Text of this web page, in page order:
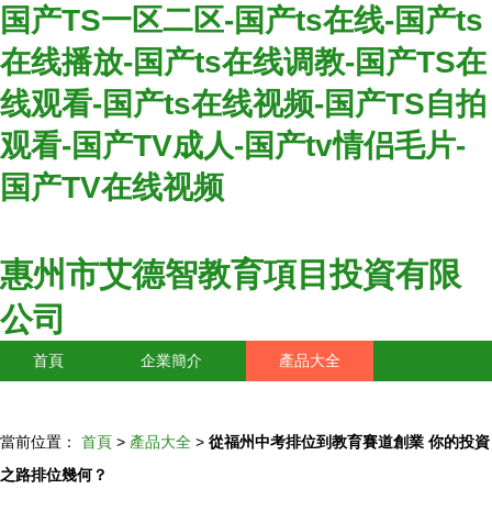
国产TS一区二区-国产ts在线-国产ts
在线播放-国产ts在线调教-国产TS在
线观看-国产ts在线视频-国产TS自拍
观看-国产TV成人-国产tv情侣毛片-
国产TV在线视频
惠州市艾德智教育項目投資有限
公司
首頁 企業簡介 產品大全
當前位置： 首頁 > 產品大全 > 從福州中考排位到教育賽道創業 你的投資
之路排位幾何？